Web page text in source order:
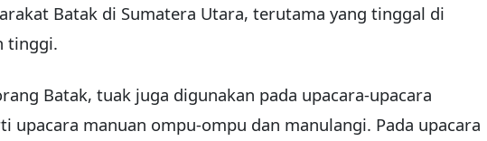
Batak di Sumatera Utara, terutama yang tinggal di
tinggi.
Batak, tuak juga digunakan pada upacara-upacara
upacara manuan ompu-ompu dan manulangi. Pada upacara